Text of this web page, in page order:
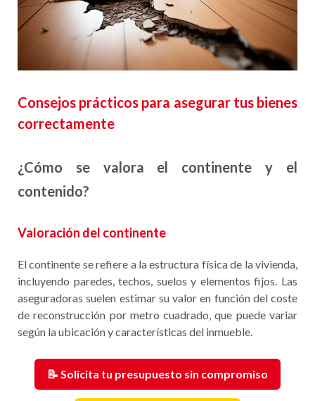
Consejos prácticos para asegurar tus bienes
correctamente
¿Cómo se valora el continente y el
contenido?
Valoración del continente
El continente se refiere a la estructura física de la vivienda,
incluyendo paredes, techos, suelos y elementos fijos. Las
aseguradoras suelen estimar su valor en función del coste
de reconstrucción por metro cuadrado, que puede variar
según la ubicación y características del inmueble.
📝 Solicita tu presupuesto sin compromiso